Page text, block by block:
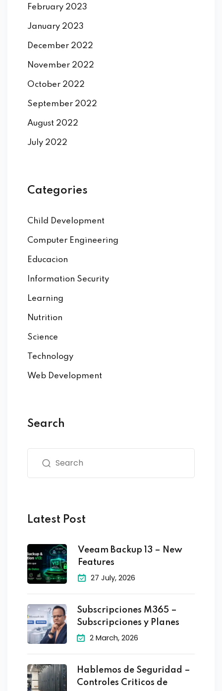
February 2023
January 2023
December 2022
November 2022
October 2022
September 2022
August 2022
July 2022
Categories
Child Development
Computer Engineering
Educacion
Information Security
Learning
Nutrition
Science
Technology
Web Development
Search
Latest Post
Veeam Backup 13 – New
Features
27 July, 2026
Subscripciones M365 –
Subscripciones y Planes
2 March, 2026
Hablemos de Seguridad –
Controles Criticos de